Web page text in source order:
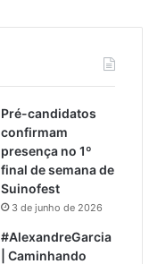
Pré-candidatos
confirmam
presença no 1º
final de semana de
Suinofest
3 de junho de 2026
#AlexandreGarcia
| Caminhando